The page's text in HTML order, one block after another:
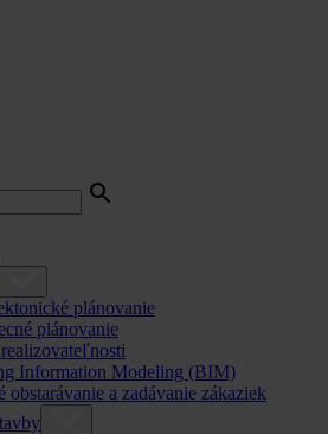
plánovanie
plánovanie
Information Modeling (BIM)
obstarávanie a zadávanie zákaziek